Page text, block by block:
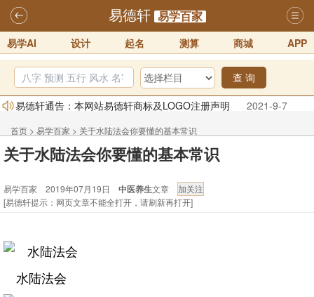
易德轩 易学百家
易学AI 设计 起名 测算 商城 APP
查 询
易德轩通告：本网站易德轩商标及LOGO注册声明
2021-9-7
易德轩易学ai，ai批八字紫微命理相学，ai智能体客服系统开通，欢迎
体验！！
2025-07-01
易德轩网重构及升能完成，欢迎大家来体验新程序及感觉！！
2026年化太岁锦囊属马、鼠、牛、龙、兔、狗、鸡生肖化太岁开始预
易德轩首席风水大师铁笔居士简介！！
首页 > 易学百家 > 关于水陆法会你要懂的基本常识
关于水陆法会你要懂的基本常识
易学百家 2019年07月19日 中医养生文章
[易德轩提示：网页文章不能全打开，请刷新再打开]
水陆法会